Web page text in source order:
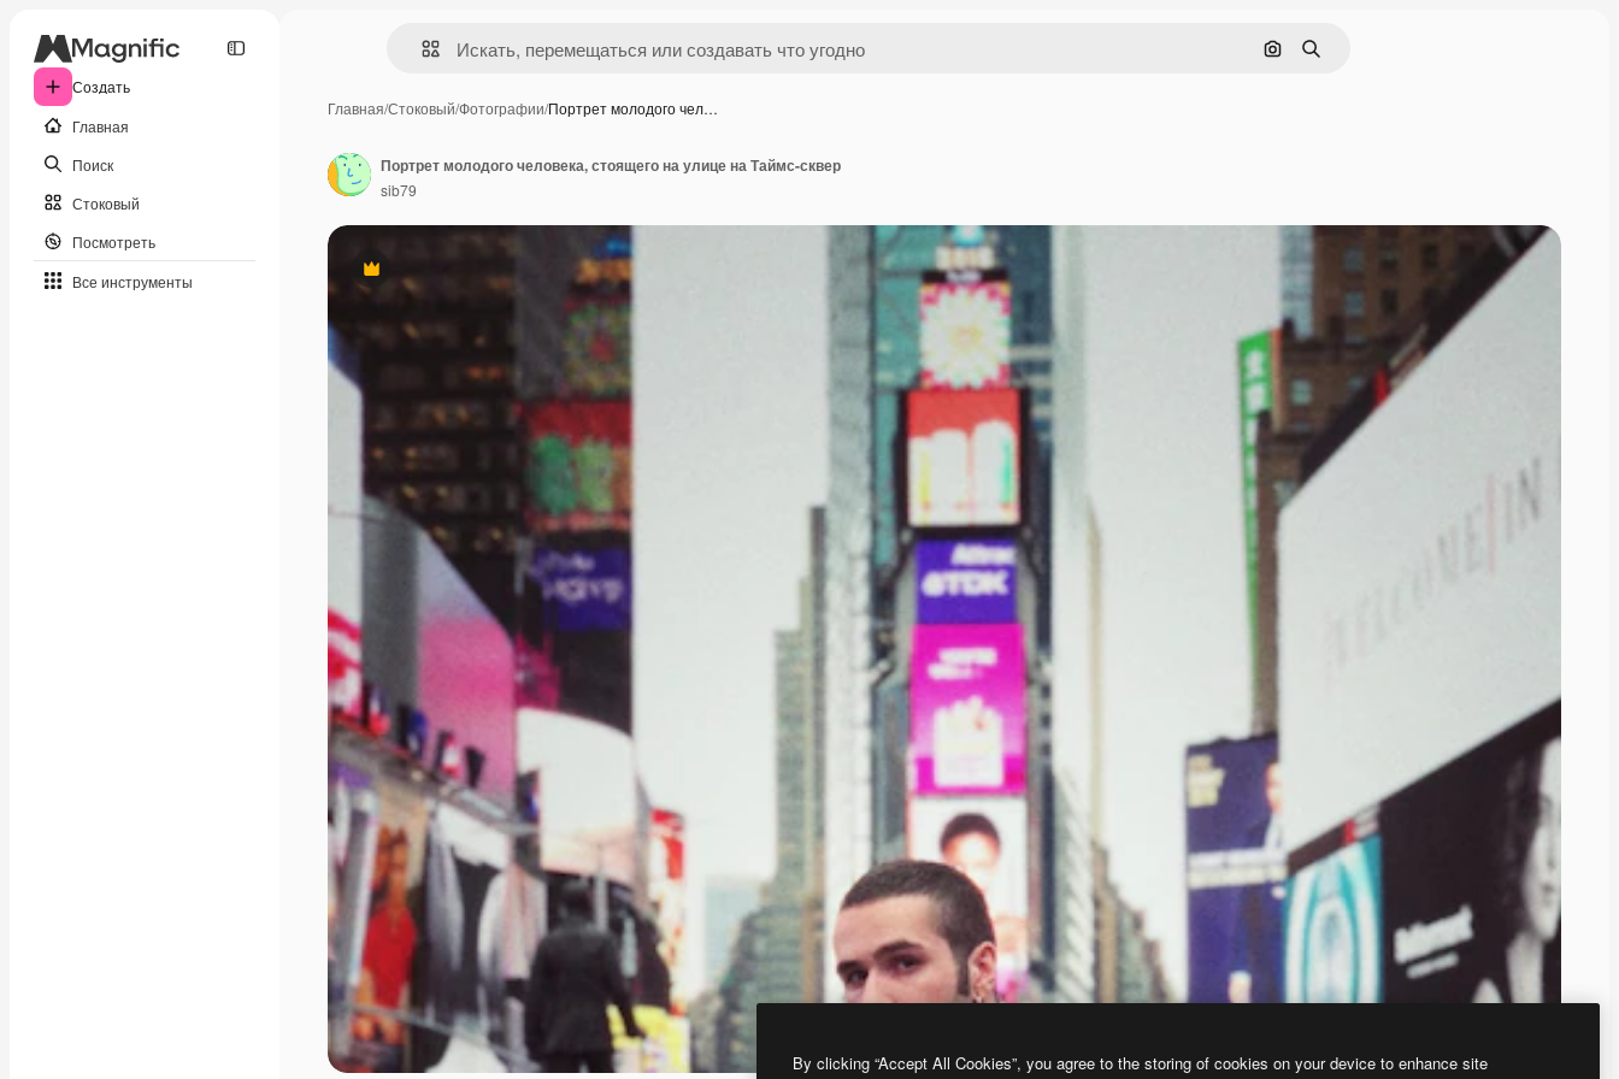
Создать
Главная
Поиск
Стоковый
Посмотреть
Все инструменты
Поиск по изображению
Поиск
Главная/Стоковый/Фотографии/Портрет молодого чел…
Премиум
Портрет молодого человека, стоящего на улице на Таймс-сквер
sib79
By clicking “Accept All Cookies”, you agree to the storing of cookies on your device to enhance site